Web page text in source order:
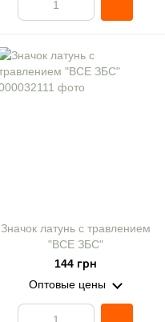
Значок латунь с травлением
"ВСЕ ЗБС"
144 грн
Оптовые цены